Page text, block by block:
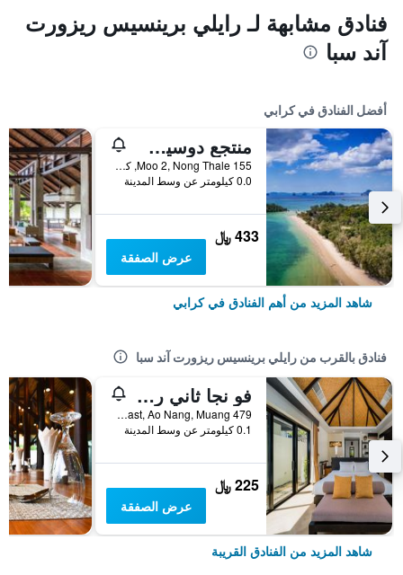
فنادق مشابهة لـ رايلي برينسيس ريزورت
آند سبا
أفضل الفنادق في كرابي
منتجع دوسيت ثاني كرابي بيتش
155 Moo 2, Nong Thale, كرابي, تايلاند
0.0 كيلومتر عن وسط المدينة
433 ﷼
عرض الصفقة
شاهد المزيد من أهم الفنادق في كرابي
فنادق بالقرب من رايلي برينسيس ريزورت آند سبا
فو نجا ثاني ريزورت آند فيلاس رايلاي
479 Moo 2, Railay East, Ao Nang, Muang, كرابي, تايلاند
0.1 كيلومتر عن وسط المدينة
225 ﷼
عرض الصفقة
شاهد المزيد من الفنادق القريبة